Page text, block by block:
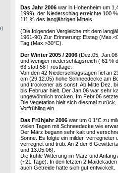
Das Jahr 2006 war in Hohenheim um
1999), der Niederschlag erreichte 100
111 % des langjährigen Mittels.
(Die folgenden Vergleiche mit dem
1961-90) Zur Erinnerung: Eistag
Tag (Max.>30°C).
Der Winter 2005 / 2006 (Dez.05,
und weniger niederschlagsreich ( 61 %
63 statt 58 Frosttage.
Von den 42 Niederschlagstagen fiel an
cm (29.12.05) hohe Schneedecke am
und trockener als sonst. Ab Mitte Dez.
bis Februar hielt. Der Jan.06 war sehr
ungewöhnlich trocken. Im Febr.06
Die Vegetation hielt sich diesmal
Vorfrühling ein.
Das Frühjahr 2006 war um 0,1°C zu
vielen Tagen mit Schneedecke wie
Der März begann sehr kalt und
Sonne. Es folgte ein milder, verregneter
verregnet und trüb. An 2 der 6
und 13.05.06).
Die kühle Witterung im März und
(~21 Tage). In den letzten 2
auch Getreide hatte sich gut entwickelt.